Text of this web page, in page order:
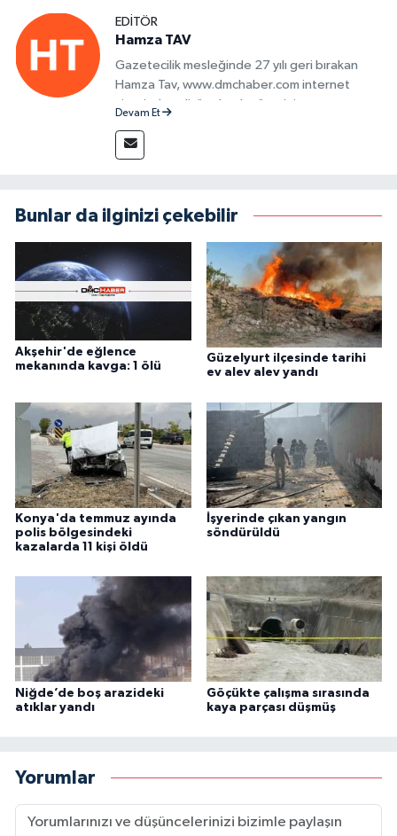
EDITÖR
Hamza TAV
Gazetecilik mesleğinde 27 yılı geri bırakan
Hamza Tav, www.dmchaber.com internet
sitesinde editör olarak görevini
Devam Et
Bunlar da ilginizi çekebilir
Akşehir'de eğlence
mekanında kavga: 1 ölü
Güzelyurt ilçesinde tarihi
ev alev alev yandı
Konya'da temmuz ayında
polis bölgesindeki
kazalarda 11 kişi öldü
İşyerinde çıkan yangın
söndürüldü
Niğde’de boş arazideki
atıklar yandı
Göçükte çalışma sırasında
kaya parçası düşmüş
Yorumlar